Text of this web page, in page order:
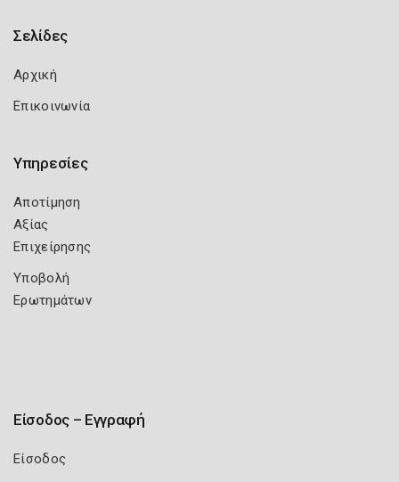
Σελίδες
Αρχική
Επικοινωνία
Υπηρεσίες
Αποτίμηση
Αξίας
Επιχείρησης
Υποβολή
Ερωτημάτων
Είσοδος – Εγγραφή
Είσοδος